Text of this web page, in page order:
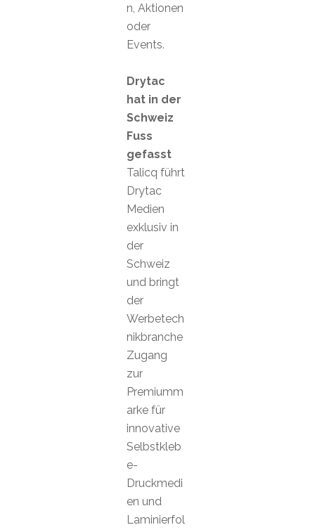
n, Aktionen
oder
Events.
Drytac
hat in der
Schweiz
Fuss
gefasst
Talicq führt
Drytac
Medien
exklusiv in
der
Schweiz
und bringt
der
Werbetech
nikbranche
Zugang
zur
Premiumm
arke für
innovative
Selbstkleb
e-
Druckmedi
en und
Laminierfol